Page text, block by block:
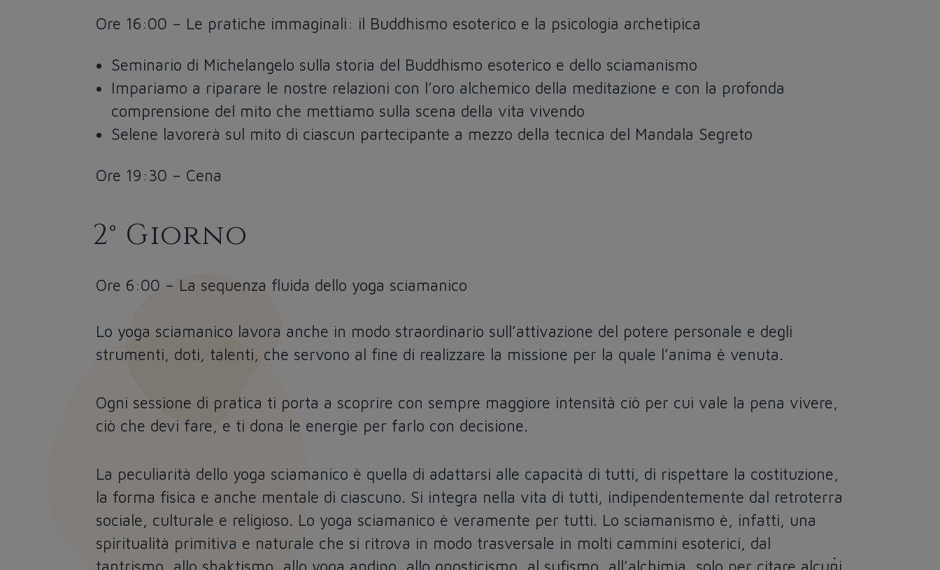
Ore 16:00 – Le pratiche immaginali: il Buddhismo esoterico e la psicologia archetipica
Seminario di Michelangelo sulla storia del Buddhismo esoterico e dello sciamanismo
Impariamo a riparare le nostre relazioni con l’oro alchemico della meditazione e con la profonda
comprensione del mito che mettiamo sulla scena della vita vivendo
Selene lavorerà sul mito di ciascun partecipante a mezzo della tecnica del Mandala Segreto
Ore 19:30 – Cena
2° Giorno
Ore 6:00 – La sequenza fluida dello yoga sciamanico
Lo yoga sciamanico lavora anche in modo straordinario sull’attivazione del potere personale e degli
strumenti, doti, talenti, che servono al fine di realizzare la missione per la quale l’anima è venuta.
Ogni sessione di pratica ti porta a scoprire con sempre maggiore intensità ciò per cui vale la pena vivere,
ciò che devi fare, e ti dona le energie per farlo con decisione.
La peculiarità dello yoga sciamanico è quella di adattarsi alle capacità di tutti, di rispettare la costituzione,
la forma fisica e anche mentale di ciascuno. Si integra nella vita di tutti, indipendentemente dal retroterra
sociale, culturale e religioso. Lo yoga sciamanico è veramente per tutti. Lo sciamanismo è, infatti, una
spiritualità primitiva e naturale che si ritrova in modo trasversale in molti cammini esoterici, dal